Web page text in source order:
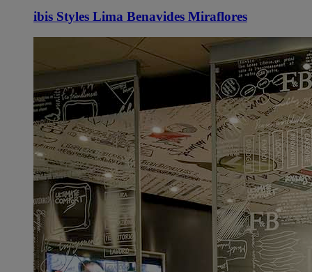
ibis Styles Lima Benavides Miraflores